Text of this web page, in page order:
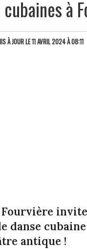
à
À JOUR LE 11 AVRIL 2024 À 08:11
Fourvière
danse
antique !